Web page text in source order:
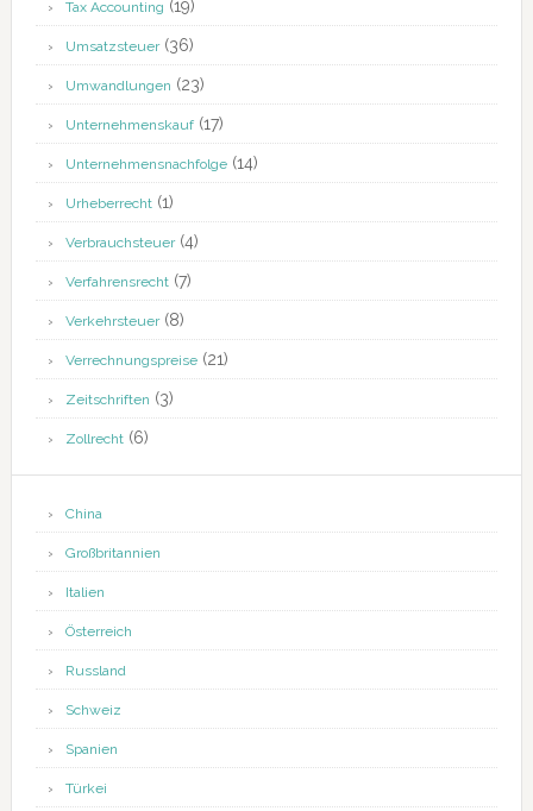
Tax Accounting (19)
Umsatzsteuer(36)
Umwandlungen (23)
Unternehmenskauf(17)
Unternehmensnachfolge(14)
Urheberrecht(1)
Verbrauchsteuer(4)
Verfahrensrecht(7)
Verkehrsteuer(8)
Verrechnungspreise(21)
Zeitschriften (3)
Zollrecht(6)
China
Großbritannien
Italien
Österreich
Russland
Schweiz
Spanien
Türkei